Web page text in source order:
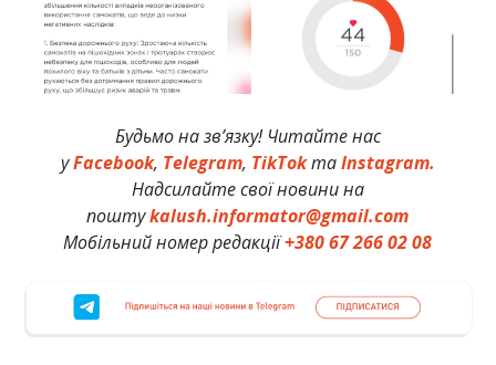
Будьмо на зв’язку! Читайте нас
уFacebook, Telegram, TikTokтаInstagram.
Надсилайте свої новини на
поштуkalush.informator@gmail.com
Мобільний номер редакції+380 67 266 02 08